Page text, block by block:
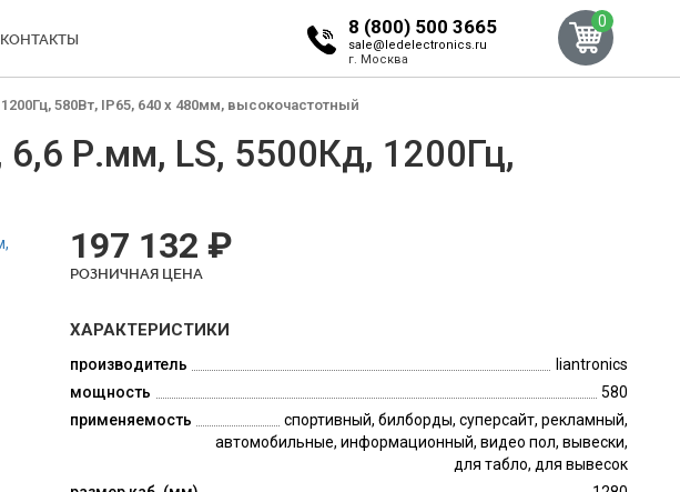
КОНТАКТЫ
8 (800) 500 3665
sale@ledelectronics.ru
г. Москва
0
580Вт, IP65, 640 x 480мм, высокочастотный
Р.мм, LS, 5500Кд, 1200Гц,
197 132 ₽
РОЗНИЧНАЯ ЦЕНА
ХАРАКТЕРИСТИКИ
производитель
liantronics
мощность
580
применяемость
спортивный, билборды, суперсайт, рекламный,
автомобильные, информационный, видео пол, вывески,
для табло, для вывесок